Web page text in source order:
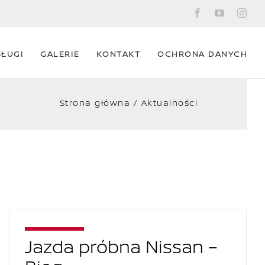
Facebook
YouTube
GALERIE KONTAKT OCHRONA DANYCH
Strona główna Aktualności
Jazda próbna Nissan –